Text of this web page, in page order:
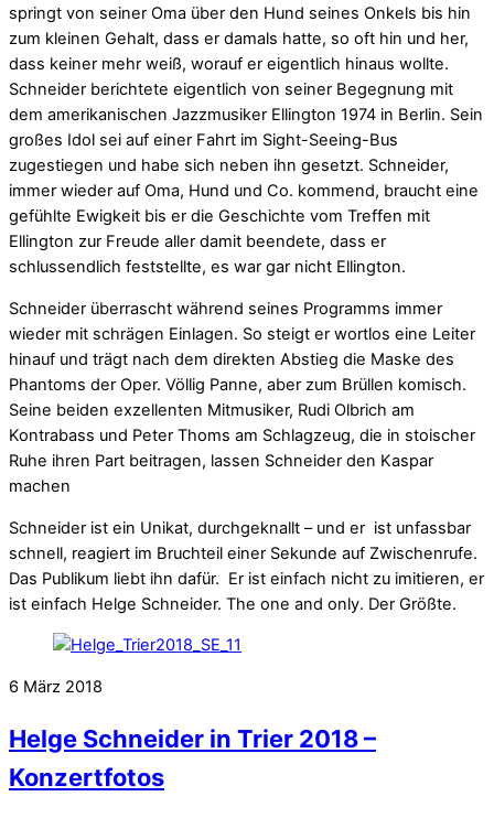
springt von seiner Oma über den Hund seines Onkels bis hin
zum kleinen Gehalt, dass er damals hatte, so oft hin und her,
dass keiner mehr weiß, worauf er eigentlich hinaus wollte.
Schneider berichtete eigentlich von seiner Begegnung mit
dem amerikanischen Jazzmusiker Ellington 1974 in Berlin. Sein
großes Idol sei auf einer Fahrt im Sight-Seeing-Bus
zugestiegen und habe sich neben ihn gesetzt. Schneider,
immer wieder auf Oma, Hund und Co. kommend, braucht eine
gefühlte Ewigkeit bis er die Geschichte vom Treffen mit
Ellington zur Freude aller damit beendete, dass er
schlussendlich feststellte, es war gar nicht Ellington.
Schneider überrascht während seines Programms immer
wieder mit schrägen Einlagen. So steigt er wortlos eine Leiter
hinauf und trägt nach dem direkten Abstieg die Maske des
Phantoms der Oper. Völlig Panne, aber zum Brüllen komisch.
Seine beiden exzellenten Mitmusiker, Rudi Olbrich am
Kontrabass und Peter Thoms am Schlagzeug, die in stoischer
Ruhe ihren Part beitragen, lassen Schneider den Kaspar
machen
Schneider ist ein Unikat, durchgeknallt – und er ist unfassbar
schnell, reagiert im Bruchteil einer Sekunde auf Zwischenrufe.
Das Publikum liebt ihn dafür. Er ist einfach nicht zu imitieren, er
ist einfach Helge Schneider. The one and only. Der Größte.
6 März 2018
Helge Schneider in Trier 2018 –
Konzertfotos